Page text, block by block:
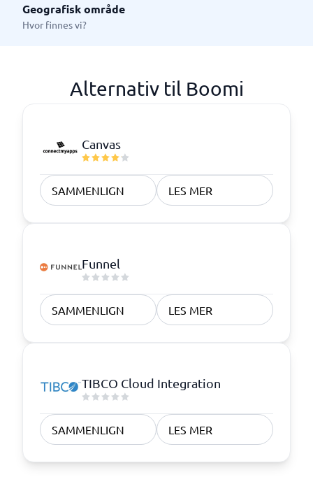
Geografisk område
Hvor finnes vi?
Alternativ til Boomi
Canvas
SAMMENLIGN LES MER
Funnel
SAMMENLIGN LES MER
TIBCO Cloud Integration
SAMMENLIGN LES MER